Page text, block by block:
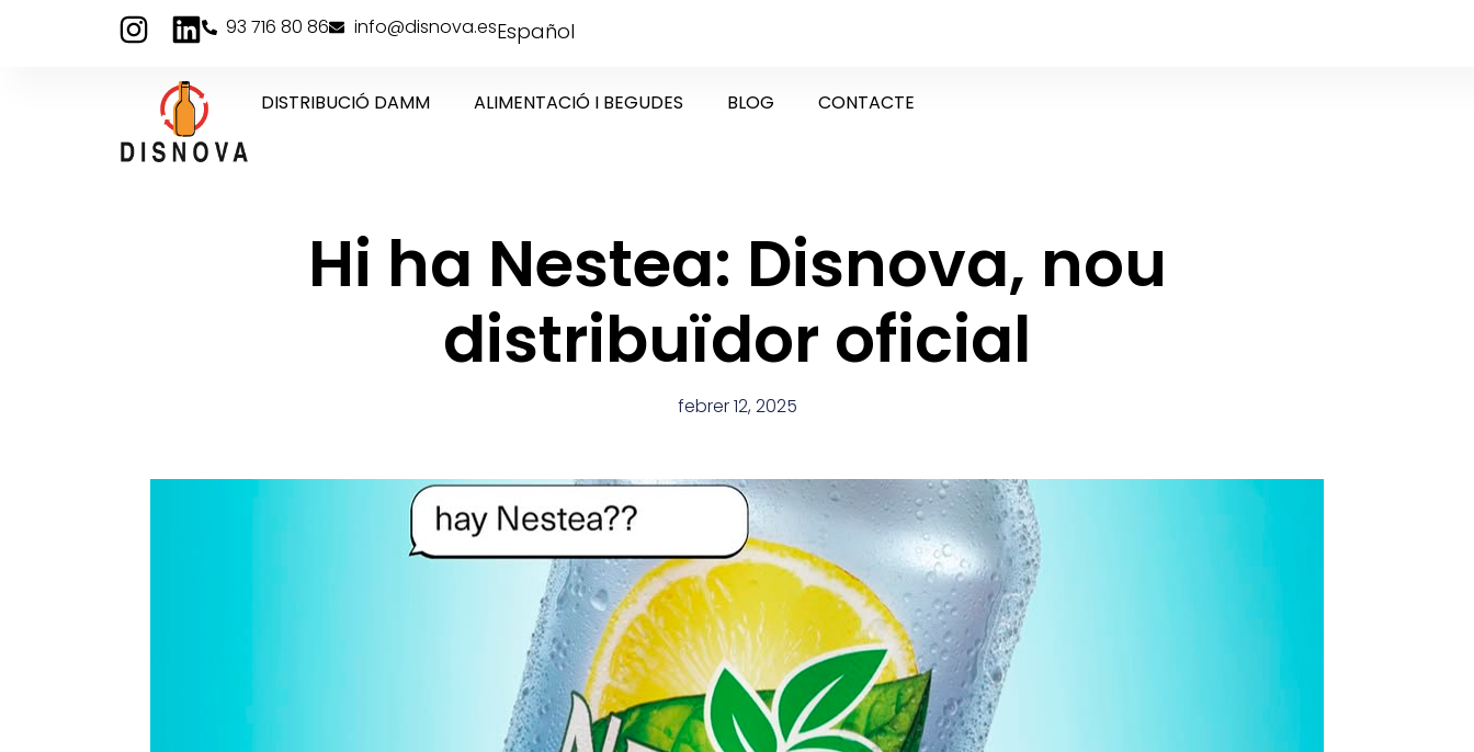
93 716 80 86 info@disnova.esEspañol
DISTRIBUCIÓ DAMM ALIMENTACIÓ I BEGUDES BLOG CONTACTE
Hi ha Nestea: Disnova, nou
distribuïdor oficial
febrer 12, 2025